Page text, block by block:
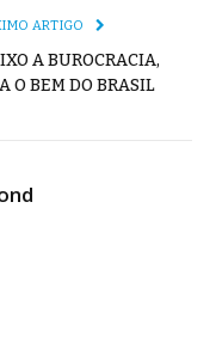
ARTIGO
A BUROCRACIA,
O BEM DO BRASIL